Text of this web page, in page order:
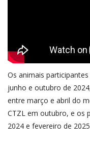
Os animais
junho e outubro de
entre março e abril do
CTZL em outubro, e os
2024 e fevereiro de